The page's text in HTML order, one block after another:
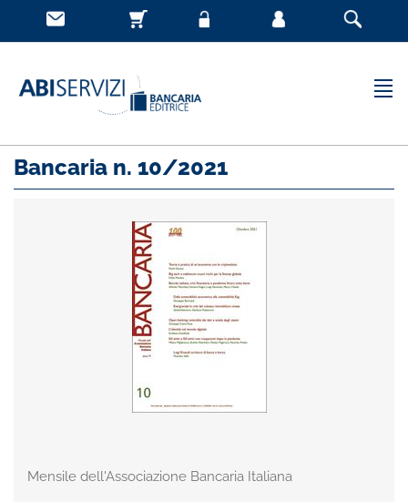
Bancaria n. 10/2021
Mensile dell'Associazione Bancaria Italiana